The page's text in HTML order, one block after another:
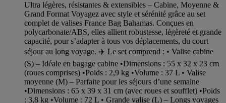
Ultra légères, résistantes & extensibles – Cabine, Moyenne &
Grand Format Voyagez avec style et sérénité grâce au set
complet de valises France Bag Bahamas. Conçues en
polycarbonate/ABS, elles allient robustesse, légèreté et grande
capacité, pour s’adapter à tous vos déplacements, du court
séjour au long voyage. ✈️ Le set comprend : • Valise cabine
(S) – Idéale en bagage cabine •Dimensions : 55 x 32 x 23 cm
(roues comprises) •Poids : 2,9 kg •Volume : 37 L • Valise
moyenne (M) – Parfaite pour les séjours d’une semaine
•Dimensions : 65 x 39 x 31 cm (avec roues et soufflet) •Poids
: 3,8 kg •Volume : 72 L • Grande valise (L) – Longs voyages